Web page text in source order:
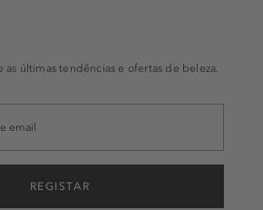
as últimas tendências e ofertas de beleza.
REGISTAR